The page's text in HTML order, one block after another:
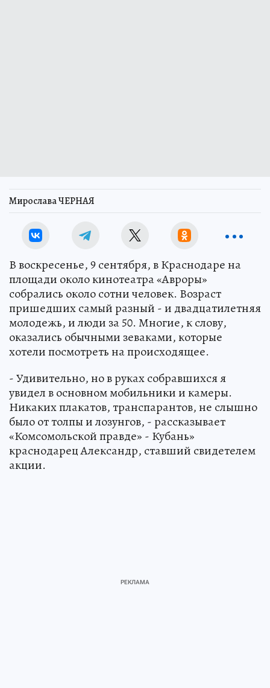
Мирослава ЧЕРНАЯ
В воскресенье, 9 сентября, в Краснодаре на
площади около кинотеатра «Авроры»
собрались около сотни человек. Возраст
пришедших самый разный - и двадцатилетняя
молодежь, и люди за 50. Многие, к слову,
оказались обычными зеваками, которые
хотели посмотреть на происходящее.
- Удивительно, но в руках собравшихся я
увидел в основном мобильники и камеры.
Никаких плакатов, транспарантов, не слышно
было от толпы и лозунгов, - рассказывает
«Комсомольской правде» - Кубань»
краснодарец Александр, ставший свидетелем
акции.